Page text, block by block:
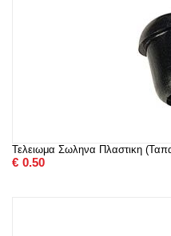
Τελειωμα Σωληνα Πλαστικη
€ 0.50